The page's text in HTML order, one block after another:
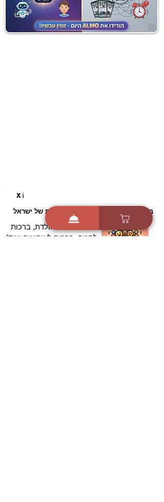
Xi
ברכות ואיחולים - אפליקציית הברכות של ישראל
ברכות ליום הולדת, ברכות
לחגים, ברכות לאירועים ועוד!